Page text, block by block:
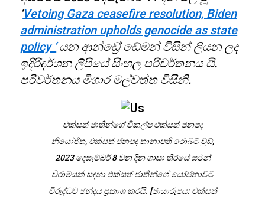
‘Vetoing Gaza ceasefire resolution, Biden
administration upholds genocide as state
policy ‘යන ආන්ඩ්‍රේ ඩේමන් විසින් ලියන ලද
ඉදිරිදර්ශන ලිපියේ සිංහල පරිවර්තනය යි.
පරිවර්තනය මිගාර මල්වත්ත විසිනි.
එක්සත් ජාතීන්ගේ විකල්ප එක්සත් ජනපද
නියෝජිත, එක්සත් ජනපද තානාපති රොබට් වුඩ්,
2023 දෙසැම්බර් 8 වන දින ගාසා තීරයේ සටන්
විරාමයක් සඳහා එක්සත් ජාතීන්ගේ යෝජනාවට
විරුද්ධව ඡන්දය ප්‍රකාශ කරයි. [ඡායාරූපය: එක්සත්